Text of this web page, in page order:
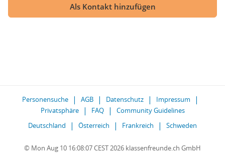
Als Kontakt hinzufügen
Personensuche AGB Datenschutz
Impressum
Privatsphäre
FAQ
Community Guidelines
Deutschland
Österreich Frankreich Schweden
© Mon Aug 10 16:08:07 CEST 2026 klassenfreunde.ch GmbH